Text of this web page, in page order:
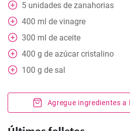
5 unidades de zanahorias
400 ml de vinagre
300 ml de aceite
400 g de azúcar cristalino
100 g de sal
Agregue ingredientes